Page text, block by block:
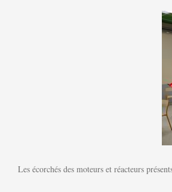
Les écorchés des moteurs et réacteurs